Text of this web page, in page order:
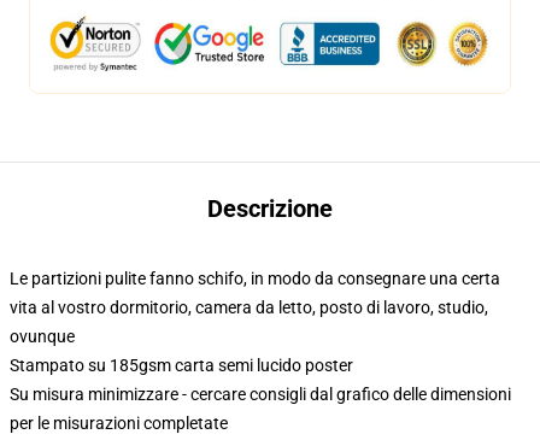
Descrizione
Le partizioni pulite fanno schifo, in modo da consegnare una certa
vita al vostro dormitorio, camera da letto, posto di lavoro, studio,
ovunque
Stampato su 185gsm carta semi lucido poster
Su misura minimizzare - cercare consigli dal grafico delle dimensioni
per le misurazioni completate